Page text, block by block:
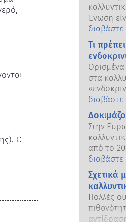
Ο
Ένωση
την
διαβάστε
Τι
στα
των
μια
το
όμως από
έχουν
αυστηρά
διαβάστε
Στην
από το
διαβάστε
Σχετικά
Πολλές